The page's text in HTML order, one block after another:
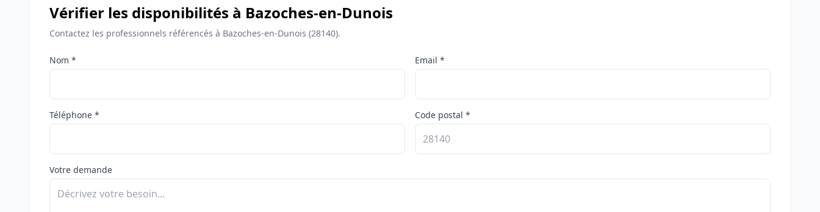
Vérifier les disponibilités à Bazoches-en-Dunois
Contactez les professionnels référencés à Bazoches-en-Dunois (28140).
Nom * Email *
Téléphone * Code postal *
Votre demande